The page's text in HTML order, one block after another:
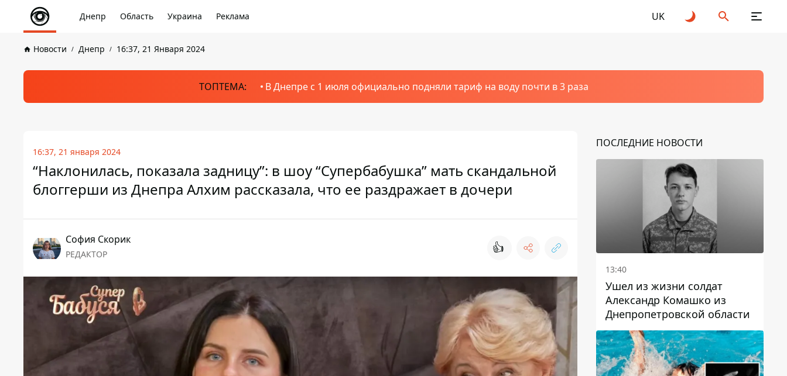
Днепр Область Украина Реклама UK
Новости Днепр 16:37, 21 Января 2024
ТОПТЕМА: В Днепре с 1 июля официально подняли тариф на воду почти в 3 раза
16:37, 21 января 2024
“Наклонилась, показала задницу”: в шоу “Супербабушка” мать скандальной
блоггерши из Днепра Алхим рассказала, что ее раздражает в дочери
София Скорик
РЕДАКТОР 👍
ПОСЛЕДНИЕ НОВОСТИ
13:40
Ушел из жизни солдат
Александр Комашко из
Днепропетровской области